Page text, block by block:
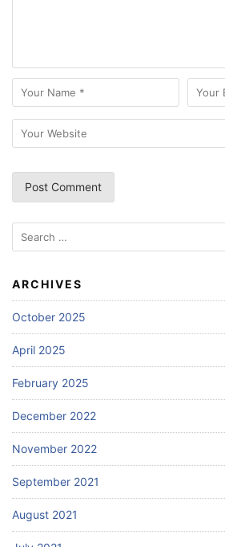
Search
for:
ARCHIVES
October 2025
April 2025
February 2025
December 2022
November 2022
September 2021
August 2021